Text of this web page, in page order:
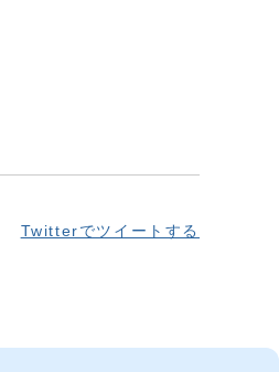
Twitterでツイートする